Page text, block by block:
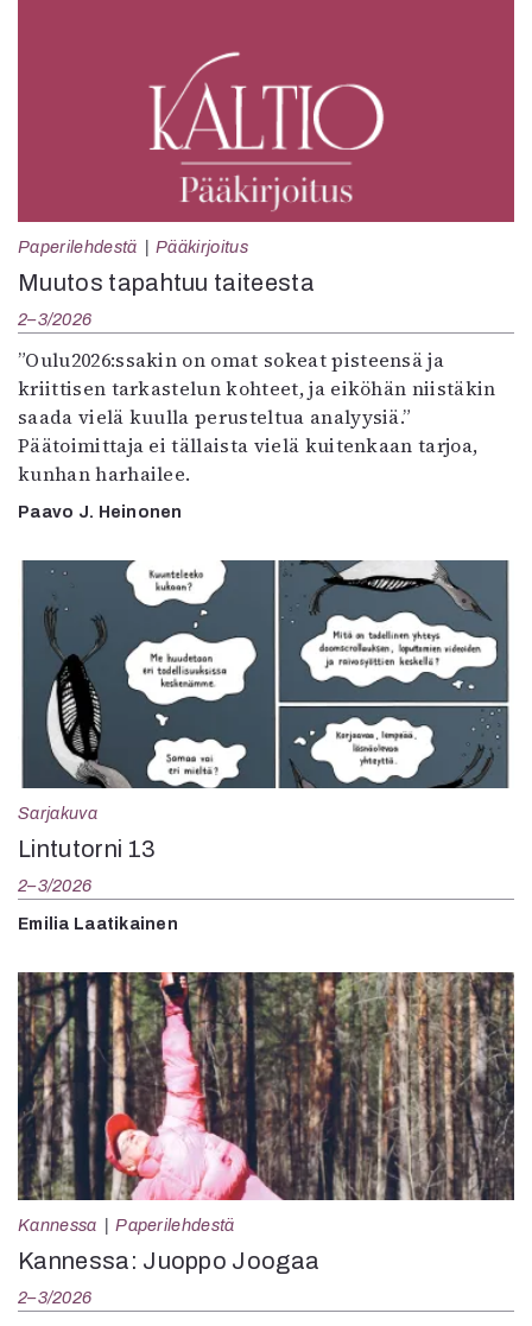
Paperilehdestä Pääkirjoitus
Muutos tapahtuu taiteesta
2–3/2026
”Oulu2026:ssakin on omat sokeat pisteensä ja
kriittisen tarkastelun kohteet, ja eiköhän niistäkin
saada vielä kuulla perusteltua analyysiä.”
Päätoimittaja ei tällaista vielä kuitenkaan tarjoa,
kunhan harhailee.
Paavo J. Heinonen
Sarjakuva
Lintutorni 13
2–3/2026
Emilia Laatikainen
Kannessa Paperilehdestä
Kannessa: Juoppo Joogaa
2–3/2026